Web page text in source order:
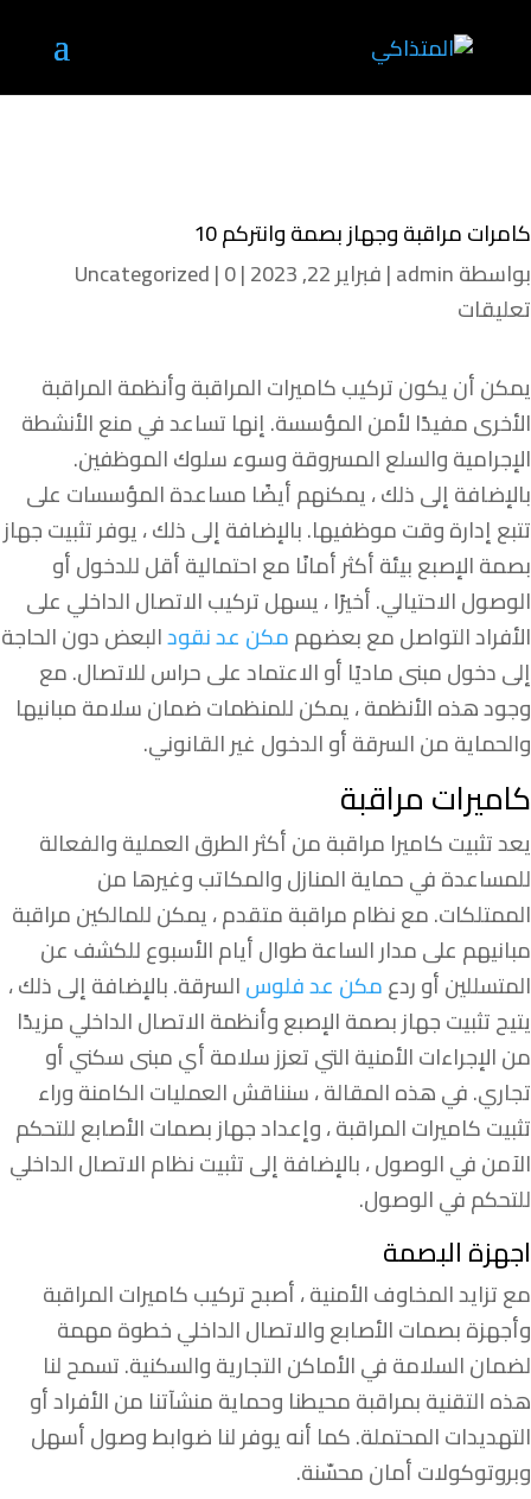
كامرات مراقبة وجهاز بصمة وانتركم 10
بواسطةadmin
|فبراير 22, 2023 |
Uncategorized|0
تعليقات
يمكن أن يكون تركيب كاميرات المراقبة وأنظمة المراقبة
الأخرى مفيدًا لأمن المؤسسة. إنها تساعد في منع الأنشطة
الإجرامية والسلع المسروقة وسوء سلوك الموظفين.
بالإضافة إلى ذلك ، يمكنهم أيضًا مساعدة المؤسسات على
تتبع إدارة وقت موظفيها. بالإضافة إلى ذلك ، يوفر تثبيت جهاز
بصمة الإصبع بيئة أكثر أمانًا مع احتمالية أقل للدخول أو
الوصول الاحتيالي. أخيرًا ، يسهل تركيب الاتصال الداخلي على
الأفراد التواصل مع بعضهممكن عد نقودالبعض دون الحاجة
إلى دخول مبنى ماديًا أو الاعتماد على حراس للاتصال. مع
وجود هذه الأنظمة ، يمكن للمنظمات ضمان سلامة مبانيها
والحماية من السرقة أو الدخول غير القانوني.
كاميرات مراقبة
يعد تثبيت كاميرا مراقبة من أكثر الطرق العملية والفعالة
للمساعدة في حماية المنازل والمكاتب وغيرها من
الممتلكات. مع نظام مراقبة متقدم ، يمكن للمالكين مراقبة
مبانيهم على مدار الساعة طوال أيام الأسبوع للكشف عن
المتسللين أو ردعمكن عد فلوسالسرقة. بالإضافة إلى ذلك ،
يتيح تثبيت جهاز بصمة الإصبع وأنظمة الاتصال الداخلي مزيدًا
من الإجراءات الأمنية التي تعزز سلامة أي مبنى سكني أو
تجاري. في هذه المقالة ، سنناقش العمليات الكامنة وراء
تثبيت كاميرات المراقبة ، وإعداد جهاز بصمات الأصابع للتحكم
الآمن في الوصول ، بالإضافة إلى تثبيت نظام الاتصال الداخلي
للتحكم في الوصول.
اجهزة البصمة
مع تزايد المخاوف الأمنية ، أصبح تركيب كاميرات المراقبة
وأجهزة بصمات الأصابع والاتصال الداخلي خطوة مهمة
لضمان السلامة في الأماكن التجارية والسكنية. تسمح لنا
هذه التقنية بمراقبة محيطنا وحماية منشآتنا من الأفراد أو
التهديدات المحتملة. كما أنه يوفر لنا ضوابط وصول أسهل
وبروتوكولات أمان محسّنة.